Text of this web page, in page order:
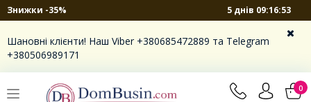
Знижки -35% 5 днів 09:16:53
Шановні клієнти! Наш Viber +380685472889 та Telegram
+380506989171
0